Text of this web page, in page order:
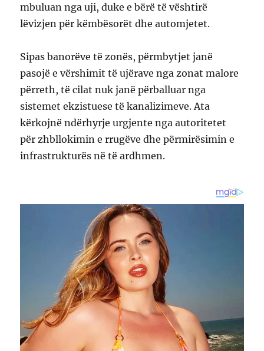
mbuluan nga uji, duke e bërë të vështirë
lëvizjen për këmbësorët dhe automjetet.
Sipas banorëve të zonës, përmbytjet janë
pasojë e vërshimit të ujërave nga zonat malore
përreth, të cilat nuk janë përballuar nga
sistemet ekzistuese të kanalizimeve. Ata
kërkojnë ndërhyrje urgjente nga autoritetet
për zhbllokimin e rrugëve dhe përmirësimin e
infrastrukturës në të ardhmen.